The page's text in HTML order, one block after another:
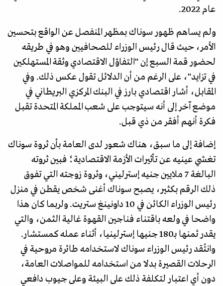
عام 2022.
ولم يساهم ظهور سوناك بمظهر المنفصل عن الواقع بتحسين
الأمر، حيث قال رئيس الوزراء للصحافيين وهو في طريقه
لحضور قمة السبع إن "التفاؤل الاقتصادي وثقة المستهلكين
في تزايد"، على الرغم من أن الدلائل تقول عكس ذلك. وفي
المقابل، أشار اقتصادي بارز في البنك المركزي البريطاني في
موضع آخر إلى أنه سيتوجب على شعب المملكة المتحدة تقبل
فكرة أنهم أفقر من ذي قبل.
إضافة إلى ما سبق، هناك شعور لدى العامة بأن ثروة سوناك
تغشي عينيه عن تأثيرات الأزمة الاقتصادية؛ فبين ثروته
البالغة 7 ملايين جنيه إسترليني، وثروة زوجته التي تفوق
ذلك الرقم بكثير، يصبح سوناك أغنى شخص يقطن في منزل
رئيس الوزراء الكائن في 10 داونينغ ستريت. ولربما كان هذا
واضحا في ولعه باقتناء فناجين القهوة غالية الثمن، والتي
يقدر ثمنها بـ180 جنيها إسترلينيا، أثناء عمله كمستشار.
وانتُقد رئيس الوزراء سوناك لاستخدامه طائرة مروحية في
الرحلات القصيرة بدلا من استخدامه للمواصلات العامة،
دون أي اعتبار لتكلفة ذلك على البيئة وعلى جيوب دافعي